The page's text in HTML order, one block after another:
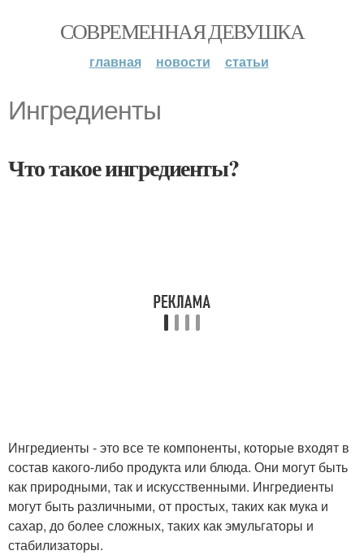
СОВРЕМЕННАЯ ДЕВУШКА
главная новости статьи
Ингредиенты
Что такое ингредиенты?
Ингредиенты - это все те компоненты, которые входят в
состав какого-либо продукта или блюда. Они могут быть
как природными, так и искусственными. Ингредиенты
могут быть различными, от простых, таких как мука и
сахар, до более сложных, таких как эмульгаторы и
стабилизаторы.